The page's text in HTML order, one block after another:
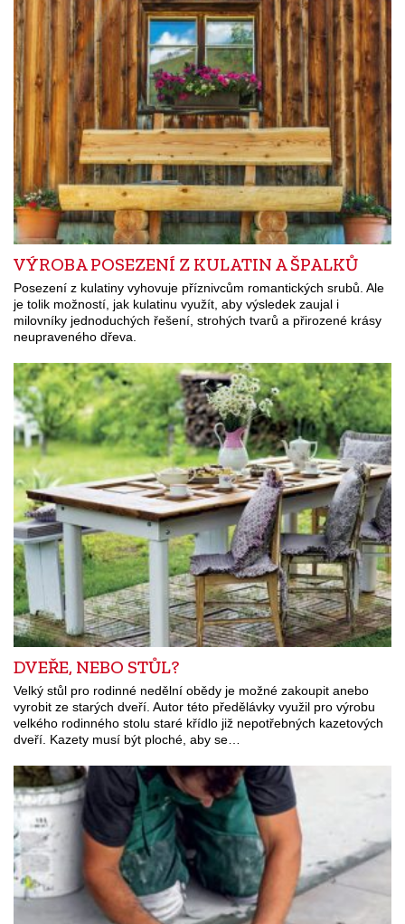
VÝROBA POSEZENÍ Z KULATIN A ŠPALKŮ
Posezení z kulatiny vyhovuje příznivcům romantických srubů. Ale
je tolik možností, jak kulatinu využít, aby výsledek zaujal i
milovníky jednoduchých řešení, strohých tvarů a přirozené krásy
neupraveného dřeva.
DVEŘE, NEBO STŮL?
Velký stůl pro rodinné nedělní obědy je možné zakoupit anebo
vyrobit ze starých dveří. Autor této předělávky využil pro výrobu
velkého rodinného stolu staré křídlo již nepotřebných kazetových
dveří. Kazety musí být ploché, aby se…